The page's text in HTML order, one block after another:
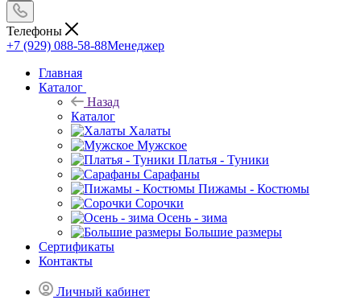
Телефоны
+7 (929) 088-58-88Менеджер
Главная
Каталог
Назад
Каталог
Халаты
Мужское
Платья - Туники
Сарафаны
Пижамы - Костюмы
Сорочки
Oсень - зима
Большие размеры
Сертификаты
Контакты
Личный кабинет